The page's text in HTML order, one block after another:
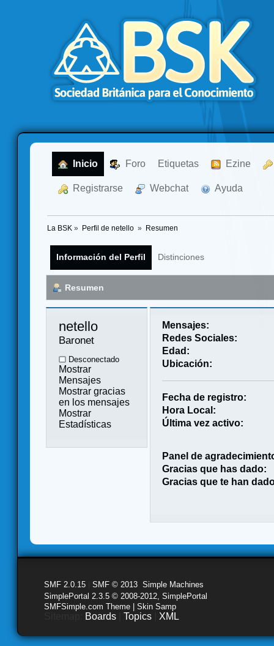
Inicio Foro Etiquetas Ezine
Registrarse Webchat Ayuda
La BSK » Perfil de netello » Resumen
Información del Perfil Distinciones
Resumen
netello
Baronet
Desconectado
Mostrar
Mensajes
Mostrar gracias
en los mensajes
Mostrar
Estadísticas
Mensajes:
Redes Sociales:
Edad:
Ubicación:
Fecha de registro:
Hora Local:
Última vez activo:
Panel de
Gracias que has dado:
Gracias que te han
SMF 2.0.15 SMF © 2013 Simple Machines
SimplePortal 2.3.5 © 2008-2012, SimplePortal
SMFSimple.com Theme | Skin Samp
Boards Topics XML